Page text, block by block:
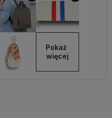
Pokaż
więcej